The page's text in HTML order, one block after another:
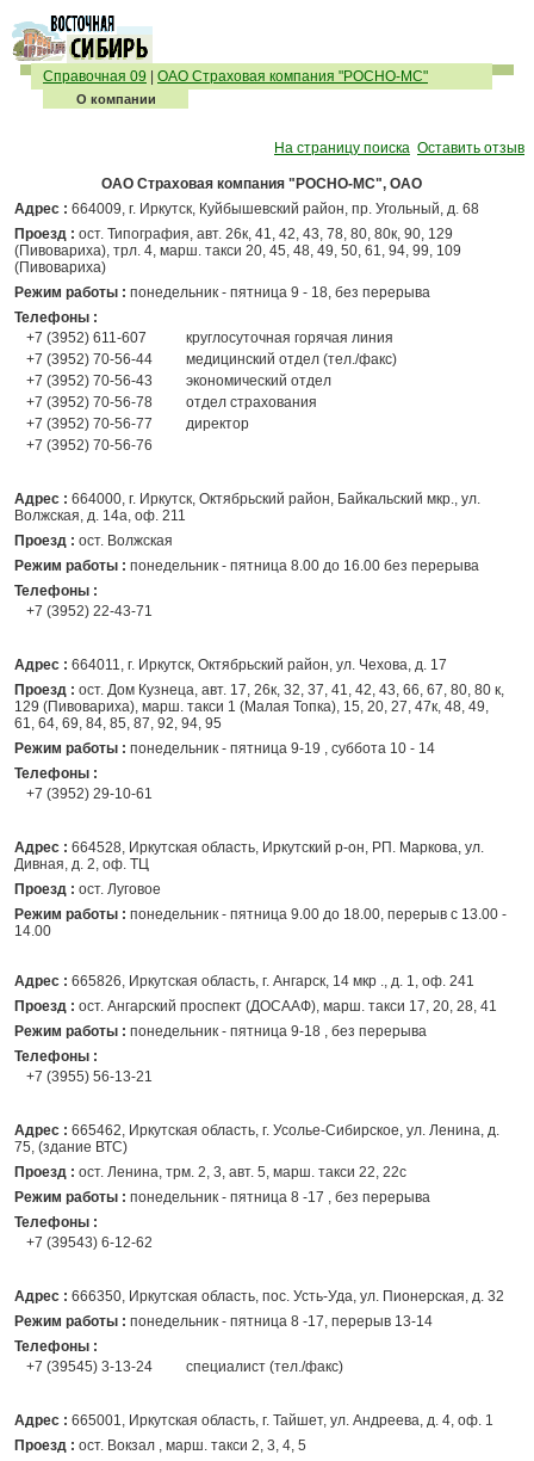
Справочная 09 ОАО Страховая компания "РОСНО-МС"
О компании
На страницу поиска Оставить отзыв
ОАО Страховая компания "РОСНО-МС", ОАО
Адрес : 664009, г. Иркутск, Куйбышевский район, пр. Угольный, д. 68
Проезд : ост. Типография, авт. 26к, 41, 42, 43, 78, 80, 80к, 90, 129
(Пивовариха), трл. 4, марш. такси 20, 45, 48, 49, 50, 61, 94, 99, 109
(Пивовариха)
Режим работы : понедельник - пятница 9 - 18, без перерыва
Телефоны :
+7 (3952) 611-607
круглосуточная горячая линия
+7 (3952) 70-56-44
медицинский отдел (тел./факс)
+7 (3952) 70-56-43
экономический отдел
+7 (3952) 70-56-78
отдел страхования
+7 (3952) 70-56-77
директор
+7 (3952) 70-56-76
Адрес : 664000, г. Иркутск, Октябрьский район, Байкальский мкр., ул.
Волжская, д. 14а, оф. 211
Проезд : ост. Волжская
Режим работы : понедельник - пятница 8.00 до 16.00 без перерыва
Телефоны :
+7 (3952) 22-43-71
Адрес : 664011, г. Иркутск, Октябрьский район, ул. Чехова, д. 17
Проезд : ост. Дом Кузнеца, авт. 17, 26к, 32, 37, 41, 42, 43, 66, 67, 80, 80 к,
129 (Пивовариха), марш. такси 1 (Малая Топка), 15, 20, 27, 47к, 48, 49,
61, 64, 69, 84, 85, 87, 92, 94, 95
Режим работы : понедельник - пятница 9-19 , суббота 10 - 14
Телефоны :
+7 (3952) 29-10-61
Адрес : 664528, Иркутская область, Иркутский р-он, РП. Маркова, ул.
Дивная, д. 2, оф. ТЦ
Проезд : ост. Луговое
Режим работы : понедельник - пятница 9.00 до 18.00, перерыв с 13.00 -
14.00
Адрес : 665826, Иркутская область, г. Ангарск, 14 мкр ., д. 1, оф. 241
Проезд : ост. Ангарский проспект (ДОСААФ), марш. такси 17, 20, 28, 41
Режим работы : понедельник - пятница 9-18 , без перерыва
Телефоны :
+7 (3955) 56-13-21
Адрес : 665462, Иркутская область, г. Усолье-Сибирское, ул. Ленина, д.
75, (здание ВТС)
Проезд : ост. Ленина, трм. 2, 3, авт. 5, марш. такси 22, 22с
Режим работы : понедельник - пятница 8 -17 , без перерыва
Телефоны :
+7 (39543) 6-12-62
Адрес : 666350, Иркутская область, пос. Усть-Уда, ул. Пионерская, д. 32
Режим работы : понедельник - пятница 8 -17, перерыв 13-14
Телефоны :
+7 (39545) 3-13-24
специалист (тел./факс)
Адрес : 665001, Иркутская область, г. Тайшет, ул. Андреева, д. 4, оф. 1
Проезд : ост. Вокзал , марш. такси 2, 3, 4, 5